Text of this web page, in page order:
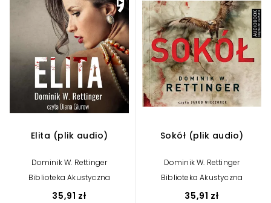
Elita (plik audio)
Dominik W. Rettinger
Biblioteka Akustyczna
35,91 zł
Sokół (plik audio)
Dominik W. Rettinger
Biblioteka Akustyczna
35,91 zł